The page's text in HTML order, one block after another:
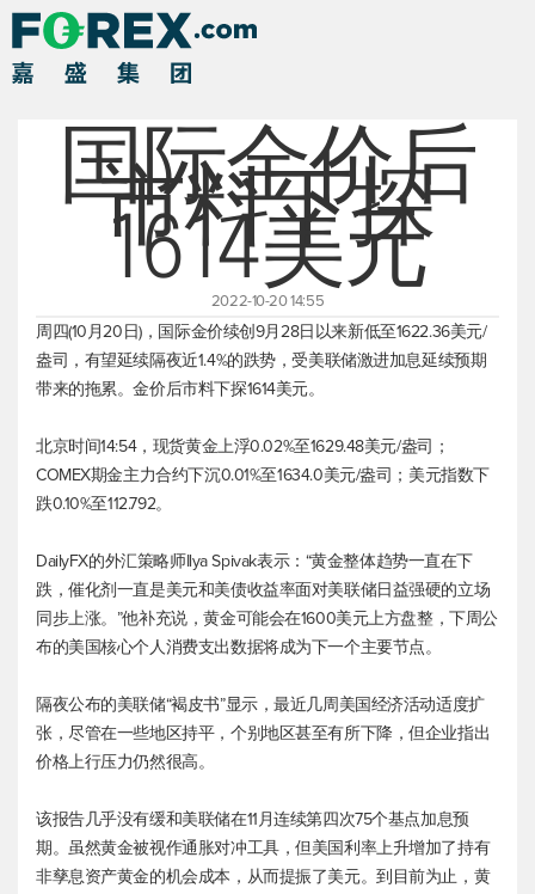
国际金价后
市料下探
1614美元
2022-10-20 14:55
周四(10月20日)，国际金价续创9月28日以来新低至1622.36美元/
盎司，有望延续隔夜近1.4%的跌势，受美联储激进加息延续预期
带来的拖累。金价后市料下探1614美元。
北京时间14:54， 现货黄金上浮0.02%至1629.48美元/盎司；
COMEX期金主力合约下沉0.01%至1634.0美元/盎司； 美元指数下
跌0.10%至112.792。
DailyFX的外汇策略师Ilya Spivak表示：“黄金整体趋势一直在下
跌，催化剂一直是美元和美债收益率面对美联储日益强硬的立场
同步上涨。”他补充说，黄金可能会在1600美元上方盘整，下周公
布的美国核心个人消费支出数据将成为下一个主要节点。
隔夜公布的美联储“褐皮书”显示，最近几周美国经济活动适度扩
张，尽管在一些地区持平，个别地区甚至有所下降，但企业指出
价格上行压力仍然很高。
该报告几乎没有缓和美联储在11月连续第四次75个基点加息预
期。虽然黄金被视作通胀对冲工具，但美国利率上升增加了持有
非孳息资产黄金的机会成本，从而提振了美元。到目前为止，黄